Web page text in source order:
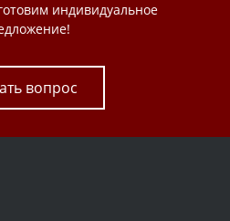
индивидуальное
вопрос